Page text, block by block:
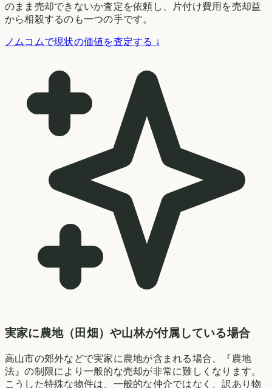
のまま売却できないか査定を依頼し、片付け費用を売却益
から相殺するのも一つの手です。
ノムコムで現状の価値を査定する ↓
実家に農地（田畑）や山林が付属している場合
高山市の郊外などで実家に農地が含まれる場合、『農地
法』の制限により一般的な売却が非常に難しくなります。
こうした特殊な物件は、一般的な仲介ではなく、訳あり物